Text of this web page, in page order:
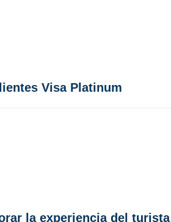
Visa Platinum
la experiencia del turista